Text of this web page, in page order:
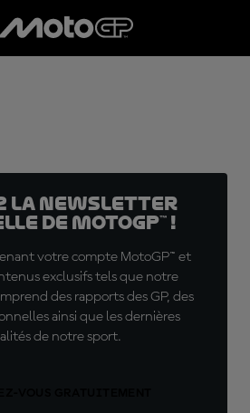
la Newsletter
de MotoGP™ !
votre compte MotoGP™ et
exclusifs tels que notre
des rapports des GP, des
ainsi que les dernières
de notre sport.